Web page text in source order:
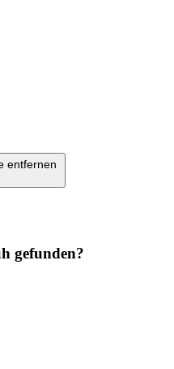
entfernen
gefunden?